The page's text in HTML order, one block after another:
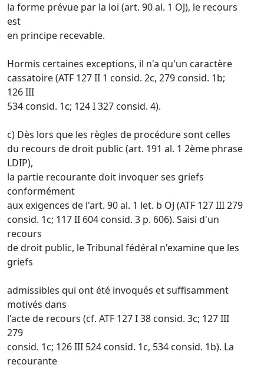
la forme prévue par la loi (art. 90 al. 1 OJ), le recours
est
en principe recevable.
Hormis certaines exceptions, il n'a qu'un caractère
cassatoire (ATF 127 II 1 consid. 2c, 279 consid. 1b;
126 III
534 consid. 1c; 124 I 327 consid. 4).
c) Dès lors que les règles de procédure sont celles
du recours de droit public (art. 191 al. 1 2ème phrase
LDIP),
la partie recourante doit invoquer ses griefs
conformément
aux exigences de l'art. 90 al. 1 let. b OJ (ATF 127 III 279
consid. 1c; 117 II 604 consid. 3 p. 606). Saisi d'un
recours
de droit public, le Tribunal fédéral n'examine que les
griefs
admissibles qui ont été invoqués et suffisamment
motivés dans
l'acte de recours (cf. ATF 127 I 38 consid. 3c; 127 III
279
consid. 1c; 126 III 524 consid. 1c, 534 consid. 1b). La
recourante